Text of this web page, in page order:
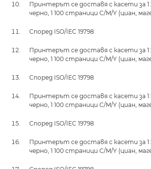
Принтерът се доставя с касети за
черно, 1 100 страници C/M/Y (циан,
Според ISO/IEC 19798
Принтерът се доставя с касети за
черно, 1 100 страници C/M/Y (циан,
Според ISO/IEC 19798
Принтерът се доставя с касети за
черно, 1 100 страници C/M/Y (циан,
Според ISO/IEC 19798
Принтерът се доставя с касети за
черно, 1 100 страници C/M/Y (циан,